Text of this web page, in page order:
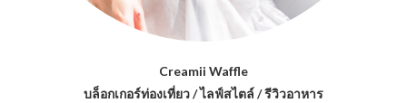
Creamii Waffle
บล็อกเกอร์ท่องเที่ยว / ไลฟ์สไตล์ / รีวิวอาหาร